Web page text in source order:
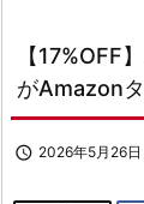
【17%OFF
がAmazon
 2026年5月26日